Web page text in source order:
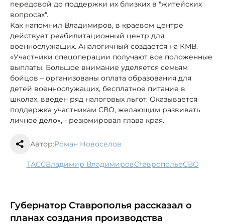
передовой до поддержки их близких в "житейских
вопросах".
Как напомнил Владимиров, в краевом центре
действует реабилитационный центр для
военнослужащих. Аналогичный создается на КМВ.
«Участники спецоперации получают все положенные
выплаты. Большое внимание уделяется семьям
бойцов – организованы оплата образования для
детей военнослужащих, бесплатное питание в
школах, введен ряд налоговых льгот. Оказывается
поддержка участникам СВО, желающим развивать
личное дело», - резюмировал глава края.
Автор:Роман Новоселов
ТАСС Владимир Владимиров Ставрополье СВО
Губернатор Ставрополья рассказал о
планах создания производства